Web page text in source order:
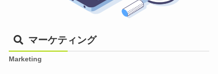
マーケティング
Marketing